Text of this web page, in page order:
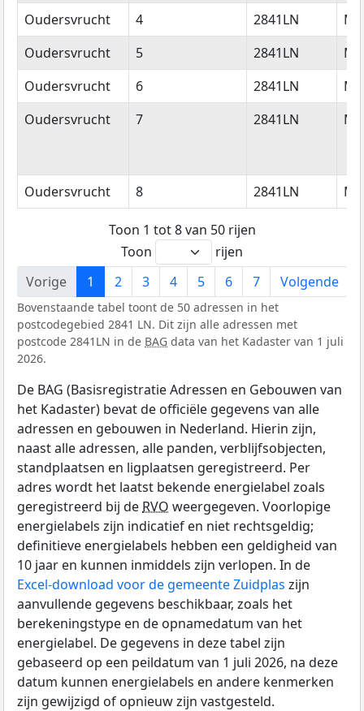
Oudersvrucht 4 2841LN
Oudersvrucht
5 2841LN
Oudersvrucht
6 2841LN
Oudersvrucht
7 2841LN
Oudersvrucht 8 2841LN
Toon 1 tot 8 van 50 rijen
Toon
rijen
Vorige
1 2 3 4 5 6 7 Volgende
Bovenstaande tabel toont de 50 adressen in het
postcodegebied 2841 LN. Dit zijn alle adressen met
postcode 2841LN in de BAG data van het Kadaster van 1 juli
2026.
De BAG (Basisregistratie Adressen en Gebouwen van
het Kadaster) bevat de officiële gegevens van alle
adressen en gebouwen in Nederland. Hierin zijn,
naast alle adressen, alle panden, verblijfsobjecten,
standplaatsen en ligplaatsen geregistreerd. Per
adres wordt het laatst bekende energielabel zoals
geregistreerd bij de RVO weergegeven. Voorlopige
energielabels zijn indicatief en niet rechtsgeldig;
definitieve energielabels hebben een geldigheid van
10 jaar en kunnen inmiddels zijn verlopen. In de
Excel-download voor de gemeente Zuidplas zijn
aanvullende gegevens beschikbaar, zoals het
berekeningstype en de opnamedatum van het
energielabel. De gegevens in deze tabel zijn
gebaseerd op een peildatum van 1 juli 2026, na deze
datum kunnen energielabels en andere kenmerken
zijn gewijzigd of opnieuw zijn vastgesteld.